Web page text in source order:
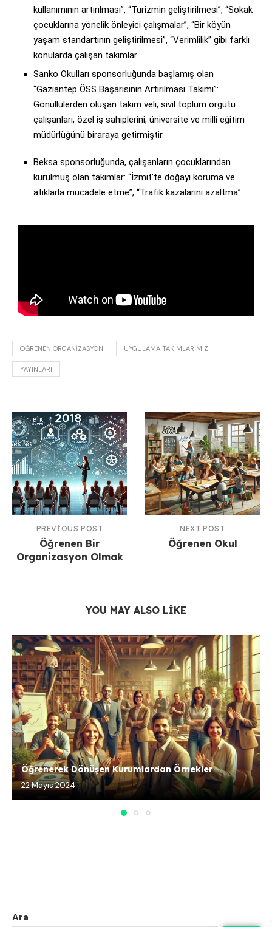
kullanımının artırılması”, “Turizmin geliştirilmesi”, “Sokak
çocuklarına yönelik önleyici çalışmalar”, “Bir köyün
yaşam standartının geliştirilmesi”, “Verimlilik” gibi farklı
konularda çalışan takımlar.
Sanko Okulları sponsorluğunda başlamış olan
“Gaziantep ÖSS Başarısının Artırılması Takımı”:
Gönüllülerden oluşan takım veli, sivil toplum örgütü
çalışanları, özel iş sahiplerini, üniversite ve milli eğitim
müdürlüğünü biraraya getirmiştir.
Beksa sponsorluğunda, çalışanların çocuklarından
kurulmuş olan takımlar: “İzmit’te doğayı koruma ve
atıklarla mücadele etme”, “Trafik kazalarını azaltma”
ÖĞRENEN ORGANIZASYON UYGULAMA TAKIMLARIMIZ
YAYINLARI
PREVIOUS POST
Öğrenen Bir
Organizasyon Olmak
NEXT POST
Öğrenen Okul
YOU MAY ALSO LIKE
Öğrenerek Dönüşen Kurumlardan Örnekler
22 Mayıs 2024
Ara